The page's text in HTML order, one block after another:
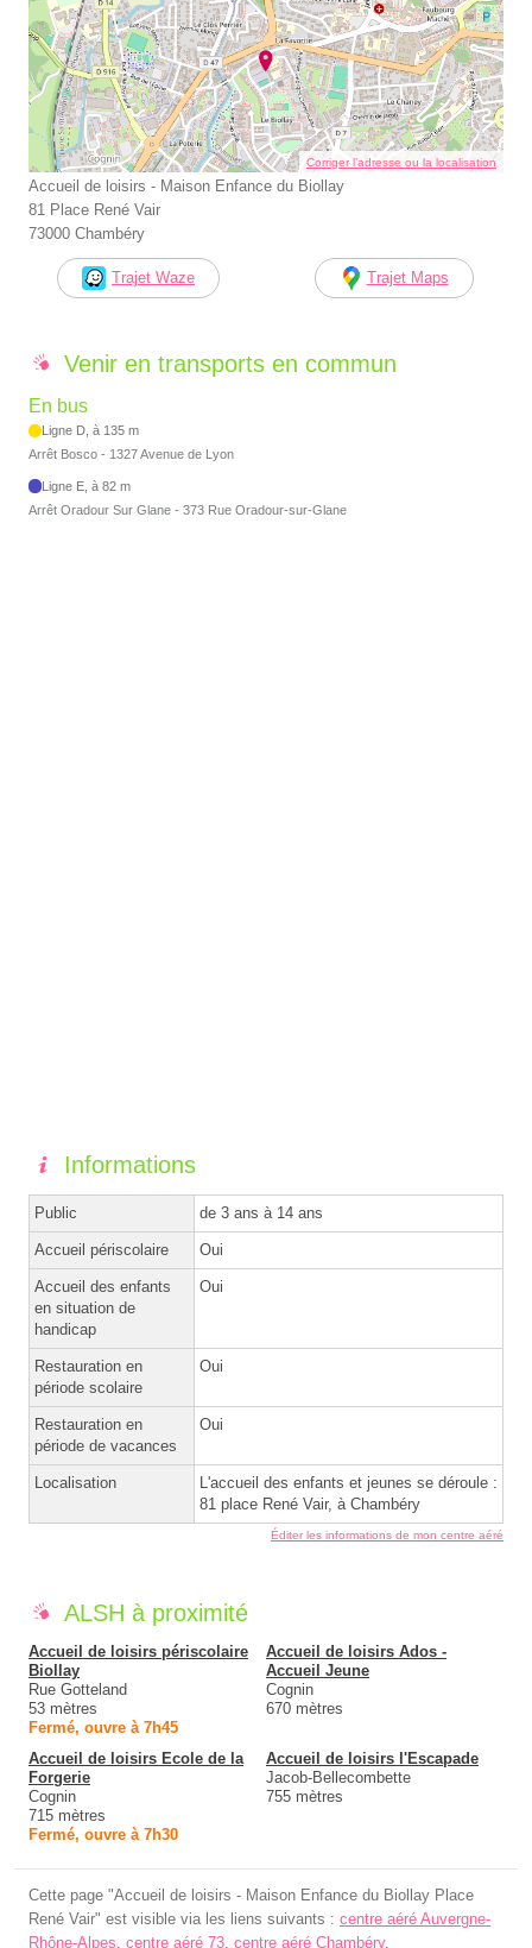
Corriger l’adresse ou la localisation
Accueil de loisirs - Maison Enfance du Biollay
81 Place René Vair
73000 Chambéry
Trajet Waze Trajet Maps
Venir en transports en commun
En bus
Ligne D, à 135 m
Arrêt Bosco - 1327 Avenue de Lyon
Ligne E, à 82 m
Arrêt Oradour Sur Glane - 373 Rue Oradour-sur-Glane
Informations
Public de 3 ans à 14 ans
Accueil périscolaire Oui
Accueil des enfants
en situation de
handicap
Oui
Restauration en
période scolaire
Oui
Restauration en
période de vacances
Oui
Localisation
L'accueil des enfants et jeunes se déroule :
81 place René Vair, à Chambéry
Éditer les informations de mon centre aéré
ALSH à proximité
Accueil de loisirs périscolaire
Biollay
Rue Gotteland
53 mètres
Fermé, ouvre à 7h45
Accueil de loisirs Ados -
Accueil Jeune
Cognin
670 mètres
Accueil de loisirs Ecole de la
Forgerie
Cognin
715 mètres
Fermé, ouvre à 7h30
Accueil de loisirs l'Escapade
Jacob-Bellecombette
755 mètres
Cette page "Accueil de loisirs - Maison Enfance du Biollay Place
René Vair" est visible via les liens suivants : centre aéré Auvergne-
Rhône-Alpes centre aéré 73 centre aéré Chambéry.